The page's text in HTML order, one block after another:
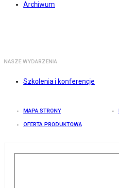
Archiwum
NASZE WYDARZENIA
Szkolenia i konferencje
MAPA STRONY
OFERTA PRODUKTOWA